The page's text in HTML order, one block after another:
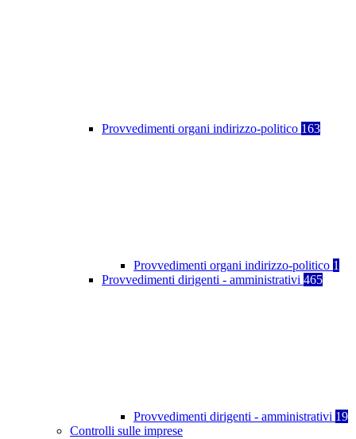
Provvedimenti organi indirizzo-politico 163
Provvedimenti organi indirizzo-politico 1
Provvedimenti dirigenti - amministrativi 465
Provvedimenti dirigenti - amministrativi 19
Controlli sulle imprese